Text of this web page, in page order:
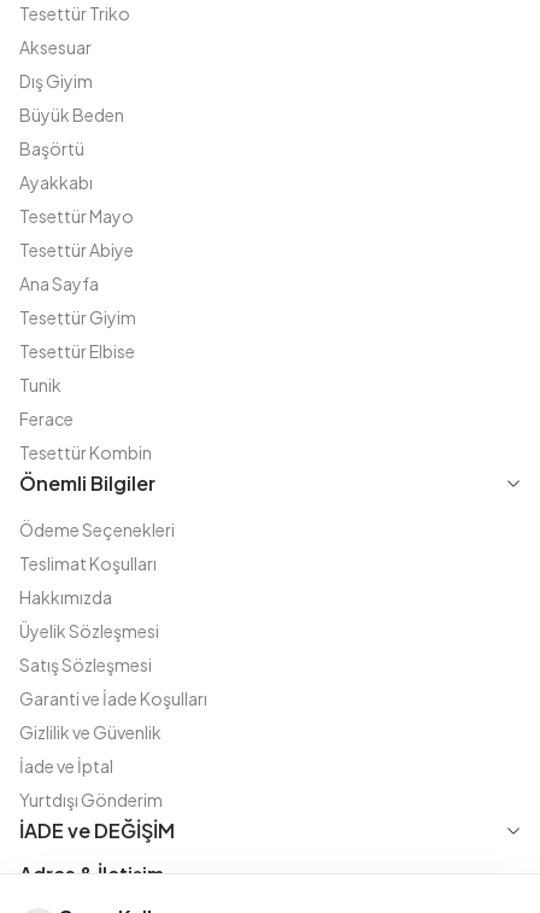
Tesettür Triko
Aksesuar
Dış Giyim
Büyük Beden
Başörtü
Ayakkabı
Tesettür Mayo
Tesettür Abiye
Ana Sayfa
Tesettür Giyim
Tesettür Elbise
Tunik
Ferace
Tesettür Kombin
Önemli Bilgiler
Ödeme Seçenekleri
Teslimat Koşulları
Hakkımızda
Üyelik Sözleşmesi
Satış Sözleşmesi
Garanti ve İade Koşulları
Gizlilik ve Güvenlik
İade ve İptal
Yurtdışı Gönderim
İADE ve DEĞİŞİM
Adres & İletişim